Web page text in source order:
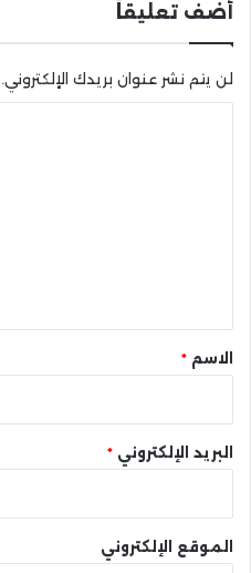
أضف تعليقاً
لن يتم نشر عنوان بريدك الإلكتروني.
* الاسم *
البريد الإلكتروني *
الموقع الإلكتروني